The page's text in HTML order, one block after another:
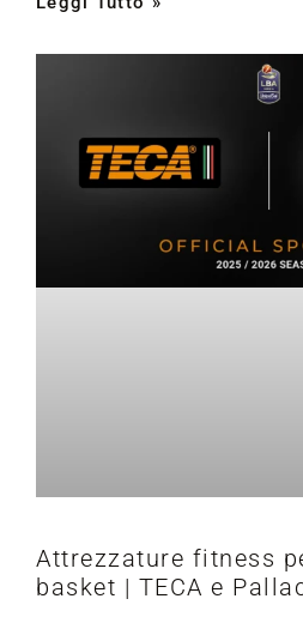
Attrezzature fitness
basket | TECA e